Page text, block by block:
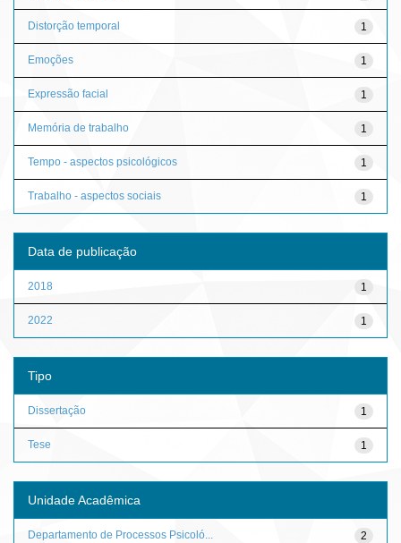
1
Distorção temporal
1
Emoções
1
Expressão facial
1
Memória de trabalho
1
Tempo - aspectos psicológicos
1
Trabalho - aspectos sociais
Data de publicação
1
2018
1
2022
Tipo
1
Dissertação
1
Tese
Unidade Acadêmica
2
Departamento de Processos Psicoló...